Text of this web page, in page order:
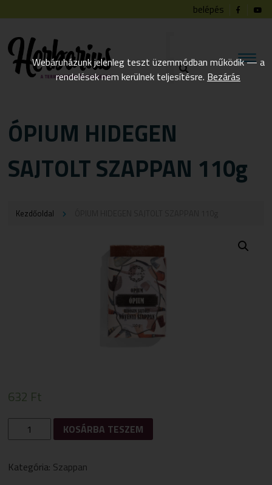
belépés
ÓPIUM HIDEGEN
SAJTOLT SZAPPAN 110g
Kezdőoldal
632 Ft
ÓPIUM
HIDEGEN
110G
KOSÁRBA TESZEM
Kategória: Szappan
Webáruházunk jelenleg teszt üzemmódban működik — a
rendelések nem kerülnek teljesítésre. Bezárás